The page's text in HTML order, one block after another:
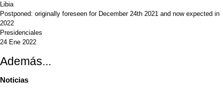
Libia
Postponed: originally foreseen for December 24th 2021 and now expected in
2022
Presidenciales
24 Ene 2022
Además...
Noticias